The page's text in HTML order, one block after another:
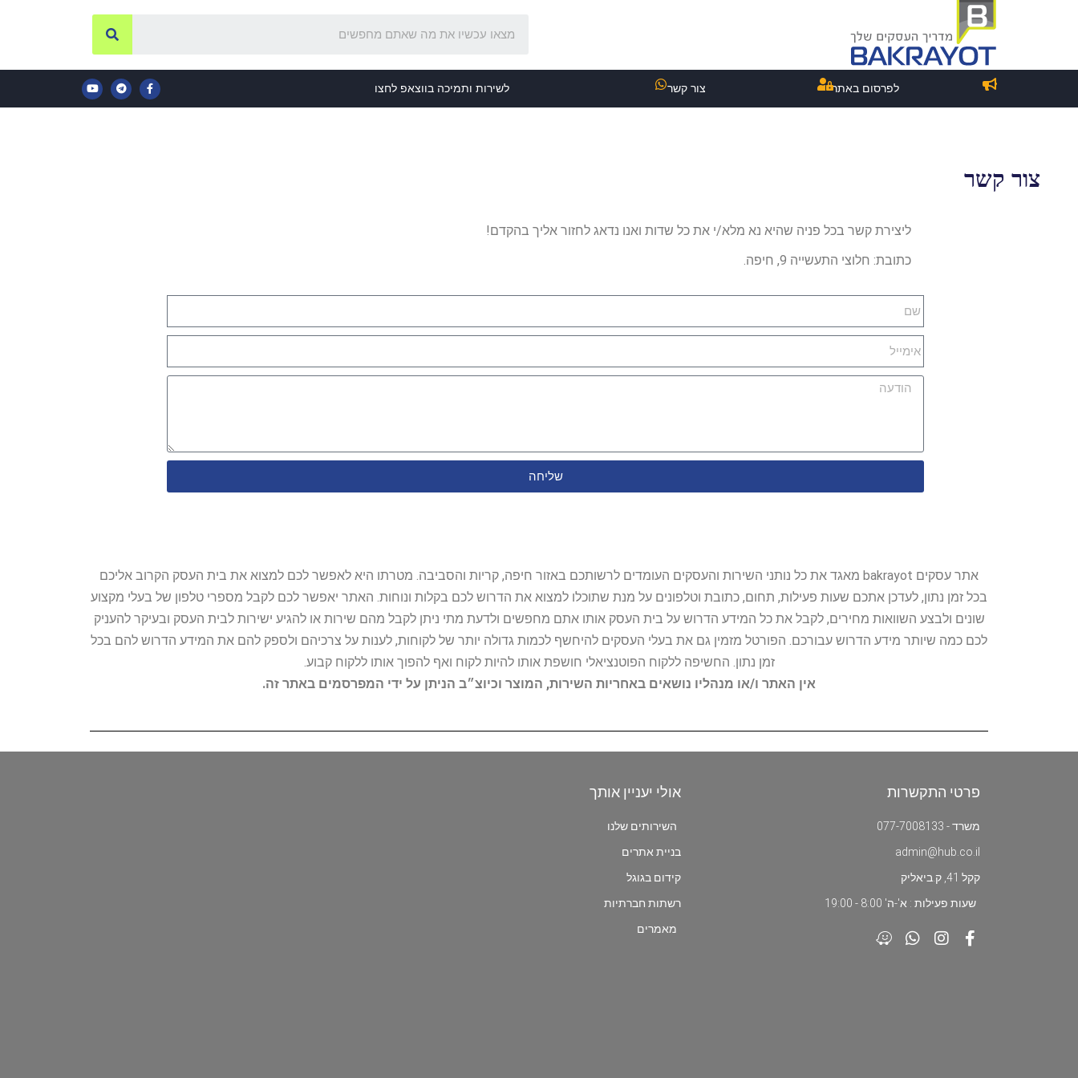
לפרסום באתר צור קשר לשירות ותמיכה בווצאפ לחצו
צור קשר
ליצירת קשר בכל פניה שהיא נא מלא/י את כל שדות ואנו נדאג לחזור אליך בהקדם!
כתובת: חלוצי התעשייה 9, חיפה.
שליחה
אתר עסקים bakrayot מאגד את כל נותני השירות והעסקים העומדים לרשותכם באזור חיפה, קריות והסביבה. מטרתו היא לאפשר לכם למצוא את בית העסק הקרוב אליכם
בכל זמן נתון, לעדכן אתכם שעות פעילות, תחום, כתובת וטלפונים על מנת שתוכלו למצוא את הדרוש לכם בקלות ונוחות. האתר יאפשר לכם לקבל מספרי טלפון של בעלי מקצוע
שונים ולבצע השוואות מחירים, לקבל את כל המידע הדרוש על בית העסק אותו אתם מחפשים ולדעת מתי ניתן לקבל מהם שירות או להגיע ישירות לבית העסק ובעיקר להעניק
לכם כמה שיותר מידע הדרוש עבורכם. הפורטל מזמין גם את בעלי העסקים להיחשף לכמות גדולה יותר של לקוחות, לענות על צרכיהם ולספק להם את המידע הדרוש להם בכל
זמן נתון. החשיפה ללקוח הפוטנציאלי חושפת אותו להיות לקוח ואף להפוך אותו ללקוח קבוע.
אין האתר ו/או מנהליו נושאים באחריות השירות, המוצר וכיוצ״ב הניתן על ידי המפרסמים באתר זה.
פרטי התקשרות
משרד - 077-7008133
admin@hub.co.il
קקל 41, ק.ביאליק
שעות פעילות : א'-ה' 8:00 - 19:00
אולי יעניין אותך
השירותים שלנו
בניית אתרים
קידום בגוגל
רשתות חברתיות
מאמרים